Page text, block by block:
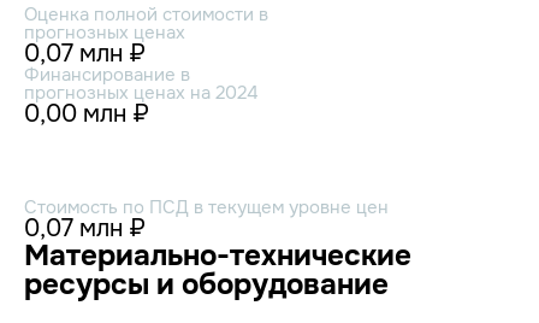
Оценка полной стоимости в
прогнозных ценах
0,07 млн ₽
Финансирование в
прогнозных ценах на 2024
0,00 млн ₽
Стоимость по ПСД в текущем уровне цен
0,07 млн ₽
Материально-технические
ресурсы и оборудование